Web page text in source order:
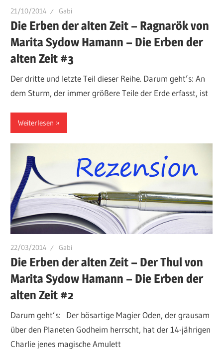
21/10/2014 Gabi
Die Erben der alten Zeit – Ragnarök von
Marita Sydow Hamann – Die Erben der
alten Zeit #3
Der dritte und letzte Teil dieser Reihe. Darum geht’s: An
dem Sturm, der immer größere Teile der Erde erfasst, ist
Weiterlesen
22/03/2014 Gabi
Die Erben der alten Zeit – Der Thul von
Marita Sydow Hamann – Die Erben der
alten Zeit #2
Darum geht’s: Der bösartige Magier Oden, der grausam
über den Planeten Godheim herrscht, hat der 14-jährigen
Charlie jenes magische Amulett